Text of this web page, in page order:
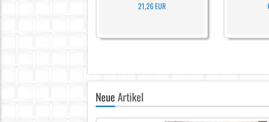
21,26 EUR
NeueArtikel